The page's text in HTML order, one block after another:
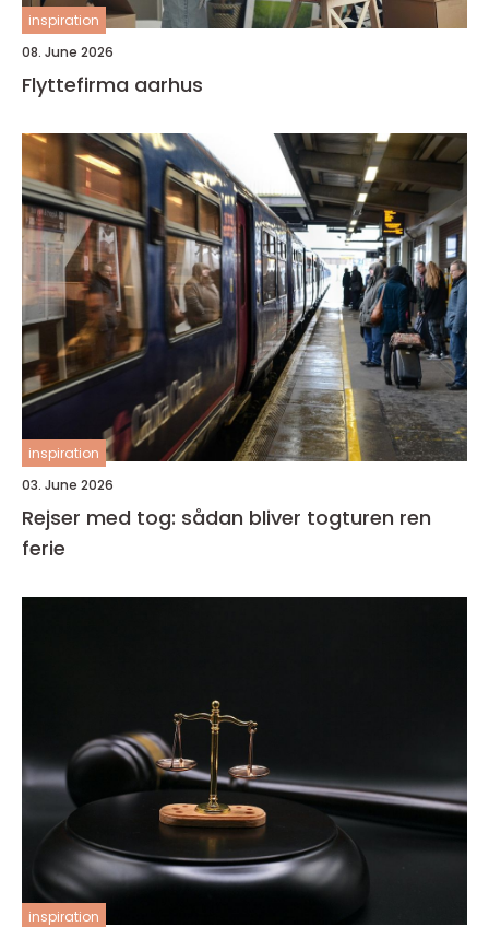
inspiration
08. June 2026
Flyttefirma aarhus
inspiration
03. June 2026
Rejser med tog: sådan bliver togturen ren
ferie
inspiration